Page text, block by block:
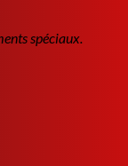
spéciaux.